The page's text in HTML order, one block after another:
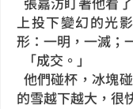
上投下變幻的光
形：一明，一滅；
「成交。」
他們碰杯，冰塊
的雪越下越大，很